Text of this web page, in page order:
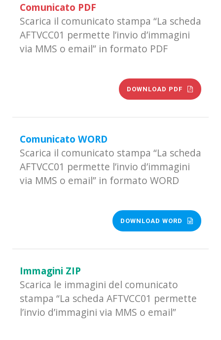
Comunicato PDF
Scarica il comunicato stampa “La scheda
AFTVCC01 permette l’invio d’immagini
via MMS o email” in formato PDF
DOWNLOAD PDF
Comunicato WORD
Scarica il comunicato stampa “La scheda
AFTVCC01 permette l’invio d’immagini
via MMS o email” in formato WORD
DOWNLOAD WORD
Immagini ZIP
Scarica le immagini del comunicato
stampa “La scheda AFTVCC01 permette
l’invio d’immagini via MMS o email”